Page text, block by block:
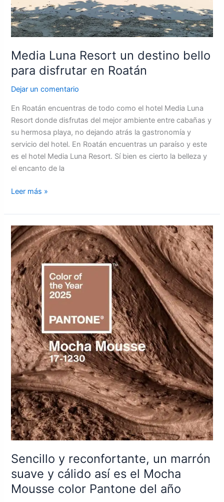
Media Luna Resort un destino bello
para disfrutar en Roatán
Dejar un comentario
En Roatán encuentras de todo como el hotel Media Luna
Resort donde disfrutas del mejor ambiente entre cabañas y
su hermosa playa, no dejando atrás la gastronomía y
servicio del hotel. En Roatán encuentras un paraíso y este
es el hotel Media Luna Resort. Sí bien es cierto la belleza y
el encanto de la
Leer más »
Sencillo y reconfortante, un marrón
suave y cálido así es el Mocha
Mousse color Pantone del año
Sencillo
y
reconfortante,
un
marrón
suave
y
cálido
así
es
el
Mocha
Mousse
color
Pantone
del
año